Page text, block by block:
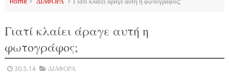
Γιατί κλαίει άραγε αυτή η
φωτογράφος;
30.5.14 ΔΙΑΦΟΡΑ